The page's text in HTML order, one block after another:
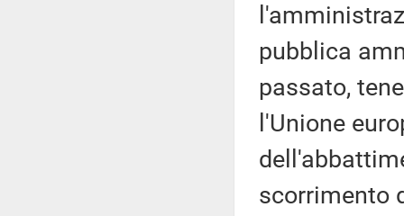
pubblica
passato,
l'Unione
scorrimento